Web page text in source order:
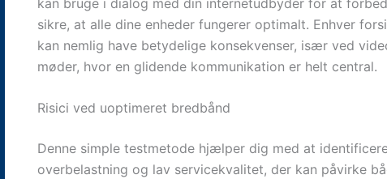
sikre, at alle dine enheder fungerer optimalt. Enhver
kan nemlig have betydelige konsekvenser, især ved
møder, hvor en glidende kommunikation er helt central.
Risici ved uoptimeret bredbånd
Denne simple testmetode hjælper dig med at
overbelastning og lav servicekvalitet, der kan påvirke